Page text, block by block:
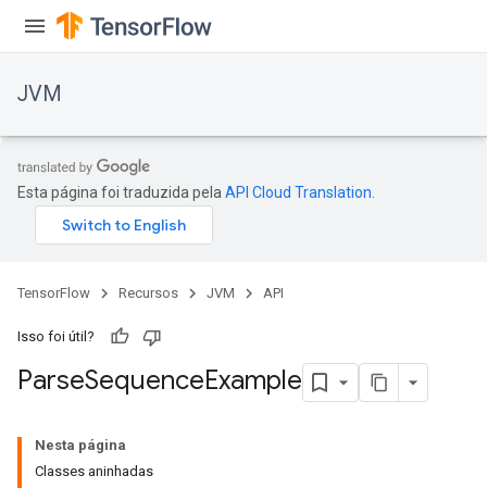
JVM
Esta página foi traduzida pela API Cloud Translation
TensorFlow Recursos JVM API
Isso foi útil?
ParseSequenceExample
Nesta página
Classes aninhadas